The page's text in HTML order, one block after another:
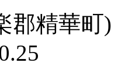
郡精華町)